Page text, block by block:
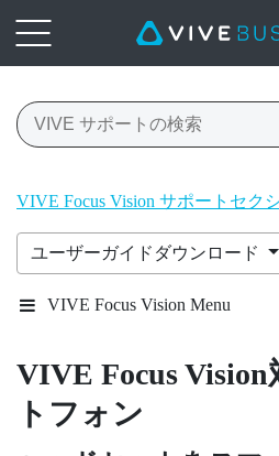
VIVE Focus Vision サポートセク
ユーザーガイドダウンロード
VIVE Focus Vision Menu
VIVE Focus Vision
トフォン